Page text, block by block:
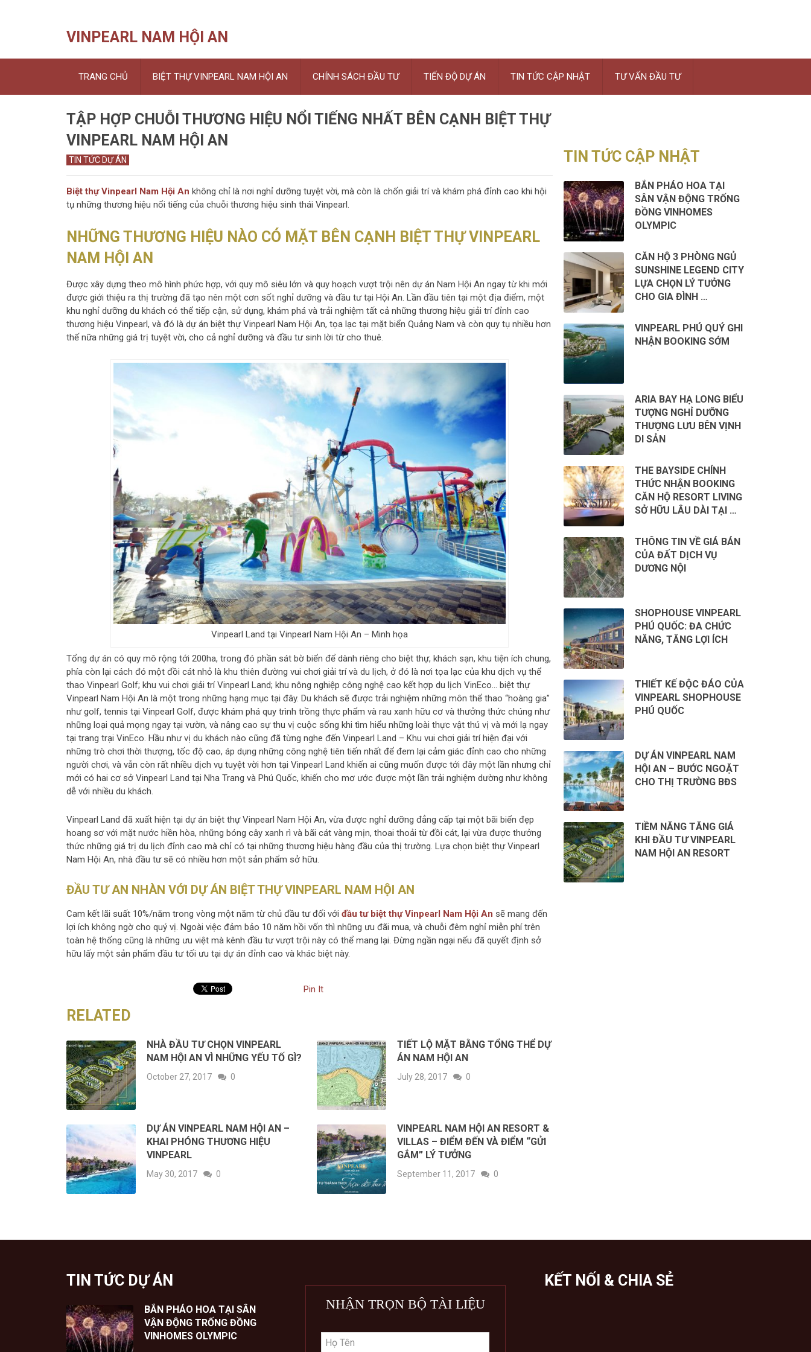
VINPEARL NAM HỘI AN
TRANG CHỦ BIỆT THỰ VINPEARL NAM HỘI AN CHÍNH SÁCH ĐẦU TƯ TIẾN ĐỘ DỰ ÁN TIN TỨC CẬP NHẬT TƯ VẤN ĐẦU TƯ
TẬP HỢP CHUỖI THƯƠNG HIỆU NỔI TIẾNG NHẤT BÊN CẠNH BIỆT THỰ
VINPEARL NAM HỘI AN
TIN TỨC DỰ ÁN
Biệt thự Vinpearl Nam Hội An không chỉ là nơi nghỉ dưỡng tuyệt vời, mà còn là chốn giải trí và khám phá đỉnh cao khi hội
tụ những thương hiệu nổi tiếng của chuỗi thương hiệu sinh thái Vinpearl.
NHỮNG THƯƠNG HIỆU NÀO CÓ MẶT BÊN CẠNH BIỆT THỰ VINPEARL
NAM HỘI AN
Được xây dựng theo mô hình phức hợp, với quy mô siêu lớn và quy hoạch vượt trội nên dự án Nam Hội An ngay từ khi mới
được giới thiệu ra thị trường đã tạo nên một cơn sốt nghỉ dưỡng và đầu tư tại Hội An. Lần đầu tiên tại một địa điểm, một
khu nghỉ dưỡng du khách có thể tiếp cận, sử dụng, khám phá và trải nghiệm tất cả những thương hiệu giải trí đỉnh cao
thương hiệu Vinpearl, và đó là dự án biệt thự Vinpearl Nam Hội An, tọa lạc tại mặt biển Quảng Nam và còn quy tụ nhiều hơn
thế nữa những giá trị tuyệt vời, cho cả nghỉ dưỡng và đầu tư sinh lời từ cho thuê.
Vinpearl Land tại Vinpearl Nam Hội An – Minh họa
Tổng dự án có quy mô rộng tới 200ha, trong đó phần sát bờ biển để dành riêng cho biệt thự, khách sạn, khu tiện ích chung,
phía còn lại cách đó một đồi cát nhỏ là khu thiên đường vui chơi giải trí và du lịch, ở đó là nơi tọa lạc của khu dịch vụ thể
thao Vinpearl Golf; khu vui chơi giải trí Vinpearl Land; khu nông nghiệp công nghệ cao kết hợp du lịch VinEco… biệt thự
Vinpearl Nam Hội An là một trong những hạng mục tại đây. Du khách sẽ được trải nghiệm những môn thể thao “hoàng gia”
như golf, tennis tại Vinpearl Golf, được khám phá quy trình trồng thực phẩm và rau xanh hữu cơ và thưởng thức chúng như
những loại quả mọng ngay tại vườn, và nâng cao sự thu vị cuộc sống khi tìm hiểu những loài thực vật thú vị và mới lạ ngay
tại trang trại VinEco. Hầu như vị du khách nào cũng đã từng nghe đến Vinpearl Land – Khu vui chơi giải trí hiện đại với
những trò chơi thời thượng, tốc độ cao, áp dụng những công nghệ tiên tiến nhất để đem lại cảm giác đỉnh cao cho những
người chơi, và vẫn còn rất nhiều dịch vụ tuyệt vời hơn tại Vinpearl Land khiến ai cũng muốn được tới đây một lần nhưng chỉ
mới có hai cơ sở Vinpearl Land tại Nha Trang và Phú Quốc, khiến cho mơ ước được một lần trải nghiệm dường như không
dễ với nhiều du khách.
Vinpearl Land đã xuất hiện tại dự án biệt thự Vinpearl Nam Hội An, vừa được nghỉ dưỡng đẳng cấp tại một bãi biển đẹp
hoang sơ với mặt nước hiền hòa, những bóng cây xanh rì và bãi cát vàng mịn, thoai thoải từ đồi cát, lại vừa được thưởng
thức những giá trị du lịch đỉnh cao mà chỉ có tại những thương hiệu hàng đầu của thị trường. Lựa chọn biệt thự Vinpearl
Nam Hội An, nhà đầu tư sẽ có nhiều hơn một sản phẩm sở hữu.
ĐẦU TƯ AN NHÀN VỚI DỰ ÁN BIỆT THỰ VINPEARL NAM HỘI AN
Cam kết lãi suất 10%/năm trong vòng một năm từ chủ đầu tư đối với đầu tư biệt thự Vinpearl Nam Hội An sẽ mang đến
lợi ích không ngờ cho quý vị. Ngoài việc đảm bảo 10 năm hồi vốn thì những ưu đãi mua, và chuỗi đêm nghỉ miễn phí trên
toàn hệ thống cũng là những ưu việt mà kênh đầu tư vượt trội này có thể mang lại. Đừng ngần ngại nếu đã quyết định sở
hữu lấy một sản phẩm đầu tư tối ưu tại dự án đỉnh cao và khác biệt này.
Pin It
RELATED
NHÀ ĐẦU TƯ CHỌN VINPEARL
NAM HỘI AN VÌ NHỮNG YẾU TỐ GÌ?
October 27, 2017 0
TIẾT LỘ MẶT BẰNG TỔNG THỂ DỰ
ÁN NAM HỘI AN
July 28, 2017 0
DỰ ÁN VINPEARL NAM HỘI AN –
KHAI PHÓNG THƯƠNG HIỆU
VINPEARL
May 30, 2017 0
VINPEARL NAM HỘI AN RESORT &
VILLAS – ĐIỂM ĐẾN VÀ ĐIỂM “GỬI
GẮM” LÝ TƯỞNG
September 11, 2017 0
TIN TỨC CẬP NHẬT
BẮN PHÁO HOA TẠI
SÂN VẬN ĐỘNG TRỐNG
ĐỒNG VINHOMES
OLYMPIC
CĂN HỘ 3 PHÒNG NGỦ
SUNSHINE LEGEND CITY
LỰA CHỌN LÝ TƯỞNG
CHO GIA ĐÌNH …
VINPEARL PHÚ QUÝ GHI
NHẬN BOOKING SỚM
ARIA BAY HẠ LONG BIỂU
TƯỢNG NGHỈ DƯỠNG
THƯỢNG LƯU BÊN VỊNH
DI SẢN
THE BAYSIDE CHÍNH
THỨC NHẬN BOOKING
CĂN HỘ RESORT LIVING
SỞ HỮU LÂU DÀI TẠI …
THÔNG TIN VỀ GIÁ BÁN
CỦA ĐẤT DỊCH VỤ
DƯƠNG NỘI
SHOPHOUSE VINPEARL
PHÚ QUỐC: ĐA CHỨC
NĂNG, TĂNG LỢI ÍCH
THIẾT KẾ ĐỘC ĐÁO CỦA
VINPEARL SHOPHOUSE
PHÚ QUỐC
DỰ ÁN VINPEARL NAM
HỘI AN – BƯỚC NGOẶT
CHO THỊ TRƯỜNG BĐS
TIỀM NĂNG TĂNG GIÁ
KHI ĐẦU TƯ VINPEARL
NAM HỘI AN RESORT
TIN TỨC DỰ ÁN
BẮN PHÁO HOA TẠI SÂN
VẬN ĐỘNG TRỐNG ĐỒNG
VINHOMES OLYMPIC
NHẬN TRỌN BỘ TÀI LIỆU
KẾT NỐI & CHIA SẺ